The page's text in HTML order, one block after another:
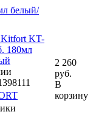
белый/
KT-
180мл
2 260
руб.
В
корзину